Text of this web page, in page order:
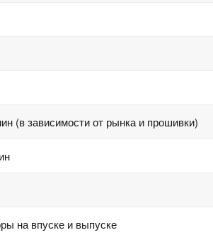
(в зависимости от рынка и прошивки)
на впуске и выпуске